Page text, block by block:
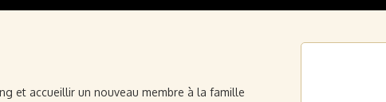
et accueillir un nouveau membre à la famille